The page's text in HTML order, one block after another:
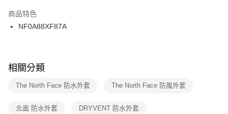
２．訂單成立數日內，您將收到繳費通知簡訊。
３．收到繳費通知簡訊後14天內，點擊此簡訊中的連結，可透過四大超商／
ATM／網路銀行／等多元方式進行付款，方視為交易完成。
※ 交易是否成功請以「AFTEE先享後付 」之結帳頁面顯示為準，若有關於
是否繳費成功／繳費後需取消欲退款等相關疑問，請聯繫「AFTEE先享後付
客戶支援中心」https://netprotections.freshdesk.com/support/home
１．透過由恩沛科技股份有限公司提供之「AFTEE先享後付」服務完成之交
付款後門市自取
每筆NT$100，滿NT$1,500(含以上)免運費
商品特色
NF0A88XF87A
相關分類
The North Face 防水外套 The North Face 防風外套
北面 防水外套 DRYVENT 防水外套